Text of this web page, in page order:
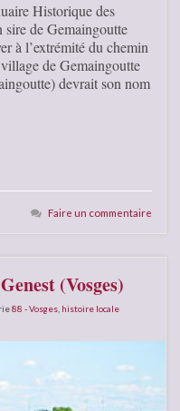
Historique des
sire de Gemaingoutte
à l’extrémité du chemin
de Gemaingoutte
devrait son nom
Faire un commentaire
(Vosges)
88 - Vosges histoire locale